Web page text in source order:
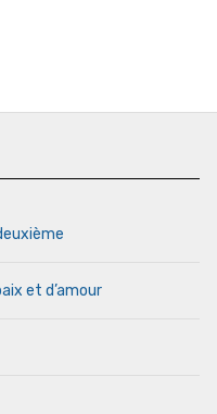
et d’amour